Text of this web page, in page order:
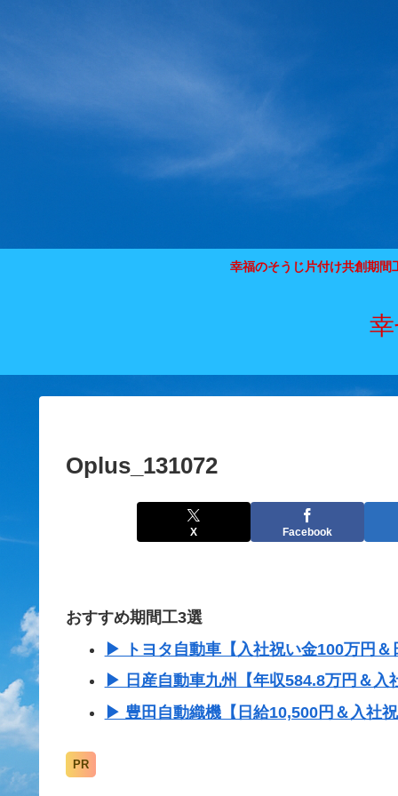
幸福のそうじ片付け共創期間
Oplus_131072
X Facebook
おすすめ期間工3選
▶ トヨタ自動車【入社祝い金100万円
▶ 日産自動車九州【年収584.8万円＆入
▶ 豊田自動織機【日給10,500円＆入社
PR